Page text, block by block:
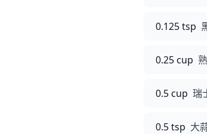
0.125 tsp
0.25 cup
0.5 cup 瑞
0.5 tsp 大